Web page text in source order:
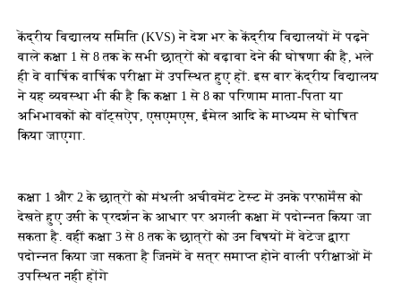
केंद्रीय विद्यालय समिति (KVS) ने देश भर के केंद्रीय विद्यालयों में पढ़ने
वाले कक्षा 1 से 8 तक के सभी छात्रों को बढ़ावा देने की घोषणा की है, भले
ही वे वार्षिक वार्षिक परीक्षा में उपस्थित हुए हों. इस बार केंद्रीय विद्यालय
ने यह व्यवस्था भी की है कि कक्षा 1 से 8 का परिणाम माता-पिता या
अभिभावकों को वॉट्सऐप, एसएमएस, ईमेल आदि के माध्यम से घोषित
किया जाएगा.
कक्षा 1 और 2 के छात्रों को मंथली अचीवमेंट टेस्ट में उनके परफार्मेंस को
देखते हुए उसी के प्रदर्शन के आधार पर अगली कक्षा में पदोन्नत किया जा
सकता है. वहीं कक्षा 3 से 8 तक के छात्रों को उन विषयों में वेटेज द्वारा
पदोन्नत किया जा सकता है जिनमें वे सत्र समाप्त होने वाली परीक्षाओं में
उपस्थित नही होंगे